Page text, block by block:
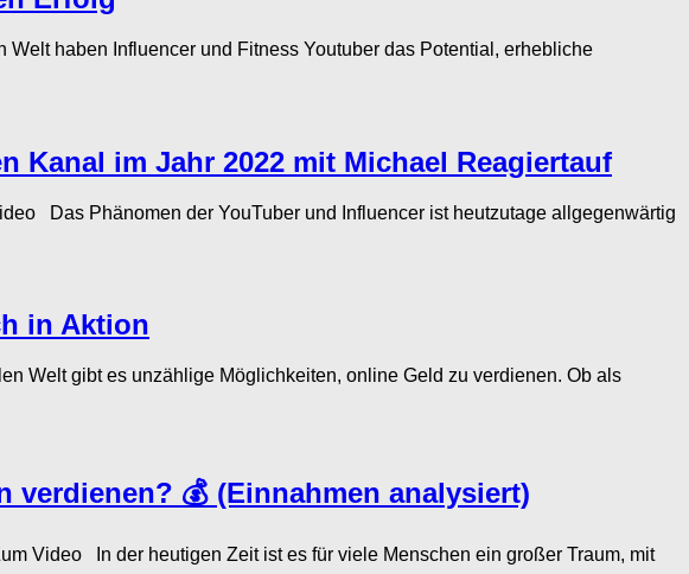
haben Influencer und Fitness Youtuber das Potential, erhebliche
Kanal im Jahr 2022 mit Michael Reagiertauf
Das Phänomen der YouTuber und Influencer ist heutzutage allgegenwärtig
in Aktion
gibt es unzählige Möglichkeiten, online Geld zu verdienen. Ob als
verdienen? 💰 (Einnahmen analysiert)
Video In der heutigen Zeit ist es für viele Menschen ein großer Traum, mit